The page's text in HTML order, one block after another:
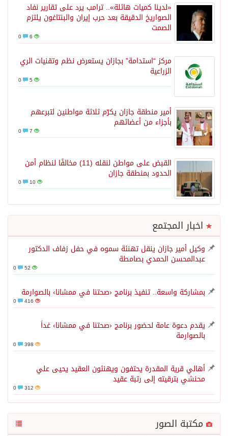
«لدينا كميات هائلة».. ترامب يرد على تقارير نفاد
الصواريخ الدقيقة بعد حرب إيران والبنتاغون يلتزم
الصمت
6
مركز “استدامة” بجازان يستعرض نظم وتقنيات الري
الزراعية
5
أمير منطقة جازان يكرّم ثلاثة مواطنين لتبرعهم
بأجزاء من أعضائهم
7
القبض على مواطن لنقله (11) مخالفًا لنظام أمن
الحدود بمنطقة جازان
10
اخبار المجتمع
وكيل أمير جازان ينقل تهنئة سموه في حفل زفاف الدكتور
عبدالمحسن الحمدي بصامطة
52
بمشاركة واسعة.. تنفيذ برنامج ‹صحتنا في ممشانا› بالصوارمة
416
يقدم دعوة عامة لحضور برنامج ‹صحتنا في ممشانا› غداً
بالصوارمة
398
أهالي قرية المقدرة يحتفون ويهنئون العقيد يحيى علي
محنشي بترقيته إلى رتبة عقيد
312
مكتبة الصور